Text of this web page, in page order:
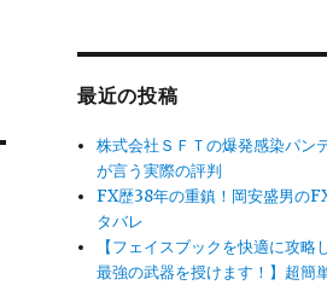
最近の投稿
株式会社ＳＦＴの爆発感染パン
が言う実際の評判
FX歴38年の重鎮！岡安盛男の
タバレ
【フェイスブックを快適に攻略
最強の武器を授けます！】超簡